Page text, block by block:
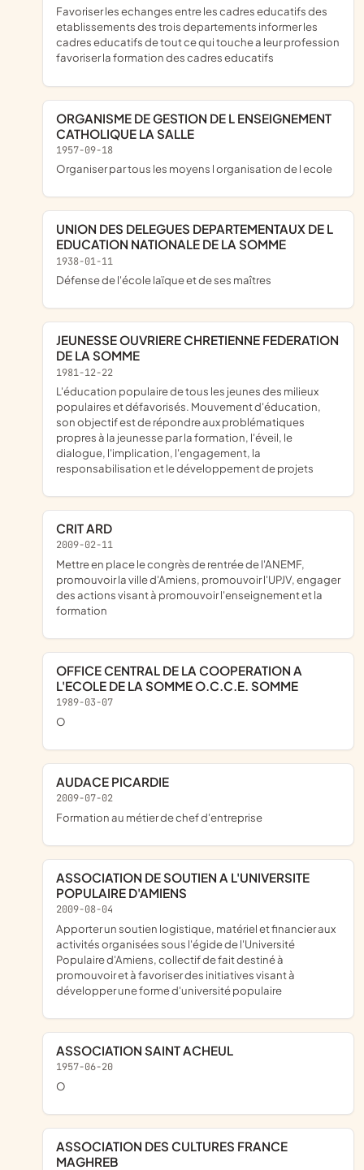
Favoriser les echanges entre les cadres educatifs des
etablissements des trois departements informer les
cadres educatifs de tout ce qui touche a leur profession
favoriser la formation des cadres educatifs
ORGANISME DE GESTION DE L ENSEIGNEMENT
CATHOLIQUE LA SALLE
1957-09-18
Organiser par tous les moyens l organisation de l ecole
UNION DES DELEGUES DEPARTEMENTAUX DE L
EDUCATION NATIONALE DE LA SOMME
1938-01-11
défense de l'école laïque et de ses maîtres
JEUNESSE OUVRIERE CHRETIENNE FEDERATION
DE LA SOMME
1981-12-22
l'éducation populaire de tous les jeunes des milieux
populaires et défavorisés. Mouvement d'éducation,
son objectif est de répondre aux problématiques
propres à la jeunesse par la formation, l'éveil, le
dialogue, l'implication, l'engagement, la
responsabilisation et le développement de projets
CRIT ARD
2009-02-11
mettre en place le congrès de rentrée de l'ANEMF,
promouvoir la ville d'Amiens, promouvoir l'UPJV, engager
des actions visant à promouvoir l'enseignement et la
formation
OFFICE CENTRAL DE LA COOPERATION A
L'ECOLE DE LA SOMME O.C.C.E. SOMME
1989-03-07
O
AUDACE PICARDIE
2009-07-02
formation au métier de chef d'entreprise
ASSOCIATION DE SOUTIEN A L'UNIVERSITE
POPULAIRE D'AMIENS
2009-08-04
apporter un soutien logistique, matériel et financier aux
activités organisées sous l'égide de l'Université
Populaire d'Amiens, collectif de fait destiné à
promouvoir et à favoriser des initiatives visant à
développer une forme d'université populaire
ASSOCIATION SAINT ACHEUL
1957-06-20
o
ASSOCIATION DES CULTURES FRANCE
MAGHREB